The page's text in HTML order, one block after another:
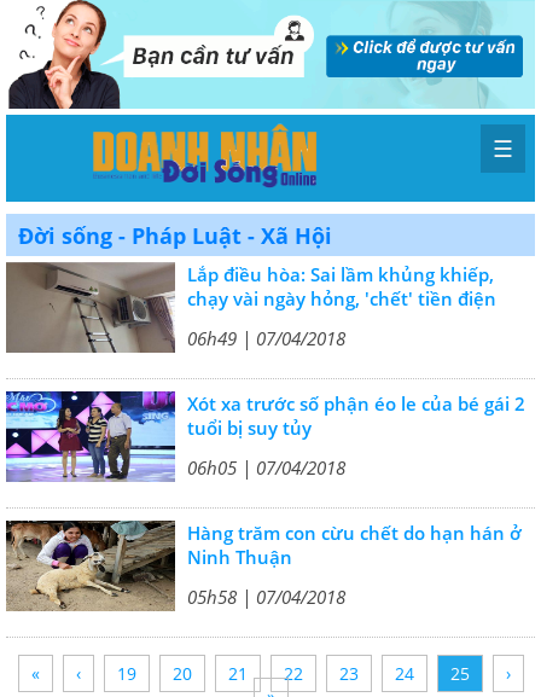
☰
Đời sống - Pháp Luật - Xã Hội
Lắp điều hòa: Sai lầm khủng khiếp,
chạy vài ngày hỏng, 'chết' tiền điện
06h49 | 07/04/2018
Xót xa trước số phận éo le của bé gái 2
tuổi bị suy tủy
06h05 | 07/04/2018
Hàng trăm con cừu chết do hạn hán ở
Ninh Thuận
05h58 | 07/04/2018
« ‹ 19 20 21 22 23 24 25
›